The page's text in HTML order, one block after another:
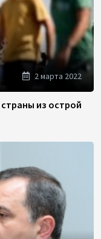
2 марта 2022
из острой